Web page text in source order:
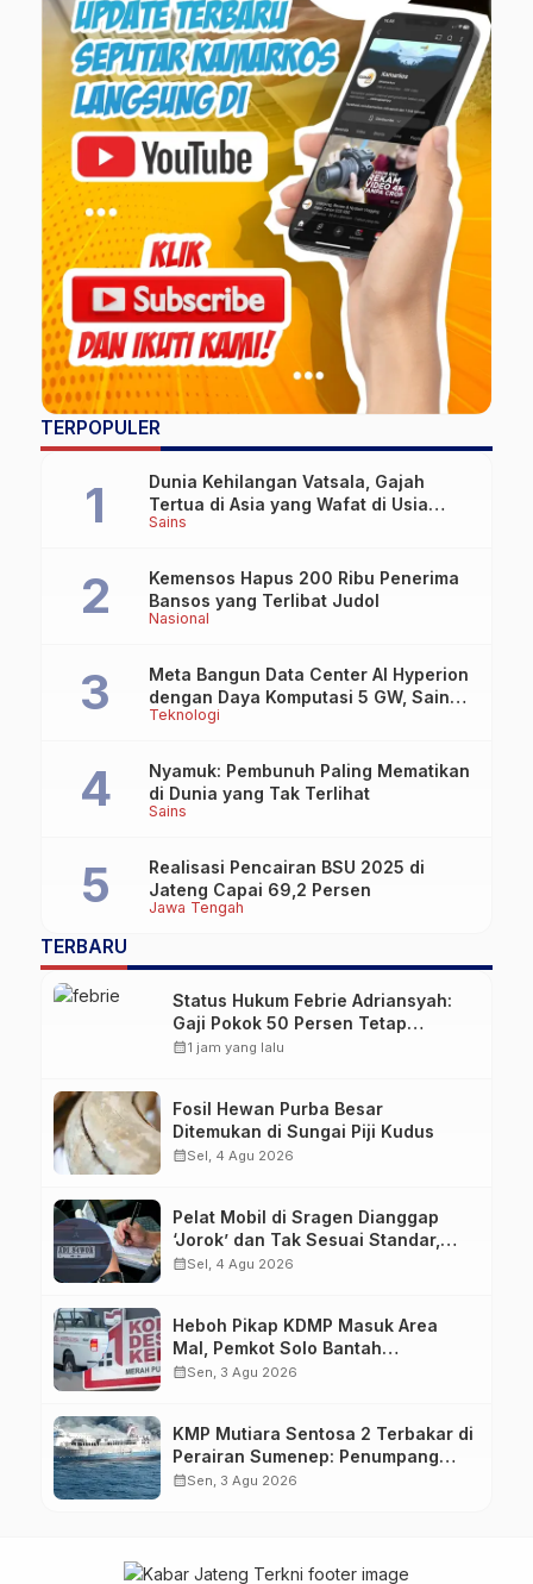
TERPOPULER
Sains
Dunia Kehilangan Vatsala, Gajah
Tertua di Asia yang Wafat di Usia
Lebih dari 100 Tahun
Nasional
Kemensos Hapus 200 Ribu Penerima
Bansos yang Terlibat Judol
Teknologi
Meta Bangun Data Center AI Hyperion
dengan Daya Komputasi 5 GW, Saingi
OpenAI dan Google
Sains
Nyamuk: Pembunuh Paling Mematikan
di Dunia yang Tak Terlihat
Jawa Tengah
Realisasi Pencairan BSU 2025 di
Jateng Capai 69,2 Persen
TERBARU
Status Hukum Febrie Adriansyah:
Gaji Pokok 50 Persen Tetap
Mengalir, Tunjangan Disetop
calendar_month1 jam yang lalu
Fosil Hewan Purba Besar
Ditemukan di Sungai Piji Kudus
calendar_monthSel, 4 Agu 2026
Pelat Mobil di Sragen Dianggap
‘Jorok’ dan Tak Sesuai Standar,
Pengemudi Kena Tilang
calendar_monthSel, 4 Agu 2026
Heboh Pikap KDMP Masuk Area
Mal, Pemkot Solo Bantah
Kepemilikan Kendaraan
calendar_monthSen, 3 Agu 2026
KMP Mutiara Sentosa 2 Terbakar di
Perairan Sumenep: Penumpang
Lompat ke Laut, Evakuasi Dramatis
calendar_monthSen, 3 Agu 2026